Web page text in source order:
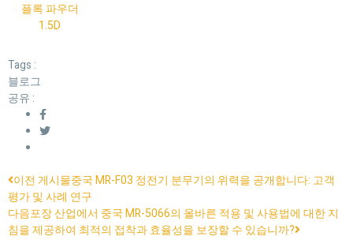
플록 파우더
1.5D
Tags :
블로그
공유 :
이전 게시물중국 MR-F03 정전기 분무기의 위력을 공개합니다: 고객
평가 및 사례 연구
다음포장 산업에서 중국 MR-5066의 올바른 적용 및 사용법에 대한 지
침을 제공하여 최적의 접착과 효율성을 보장할 수 있습니까?